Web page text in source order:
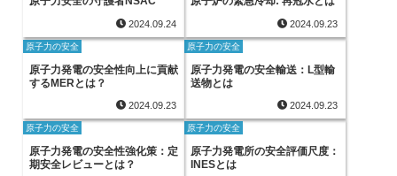
2024.09.24 2024.09.23
原子力の安全
原子力発電の安全性向上に貢献
するMERとは？
2024.09.23
原子力の安全
原子力発電の安全輸送：L型輸
送物とは
2024.09.23
原子力の安全
原子力発電の安全性強化策：定
期安全レビューとは？
原子力の安全
原子力発電所の安全評価尺度：
INESとは